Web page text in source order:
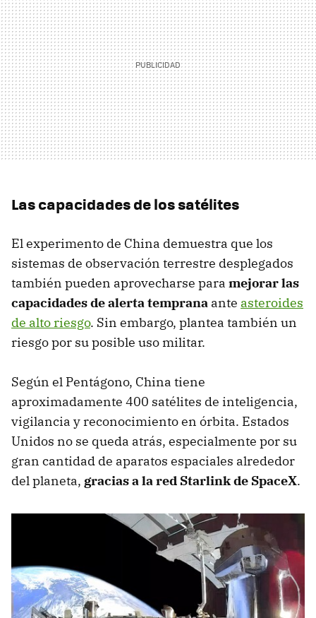
Las capacidades de los satélites
El experimento de China demuestra que los
sistemas de observación terrestre desplegados
también pueden aprovecharse para mejorar las
capacidades de alerta temprana ante asteroides
de alto riesgo. Sin embargo, plantea también un
riesgo por su posible uso militar.
Según el Pentágono, China tiene
aproximadamente 400 satélites de inteligencia,
vigilancia y reconocimiento en órbita. Estados
Unidos no se queda atrás, especialmente por su
gran cantidad de aparatos espaciales alrededor
del planeta, gracias a la red Starlink de SpaceX.